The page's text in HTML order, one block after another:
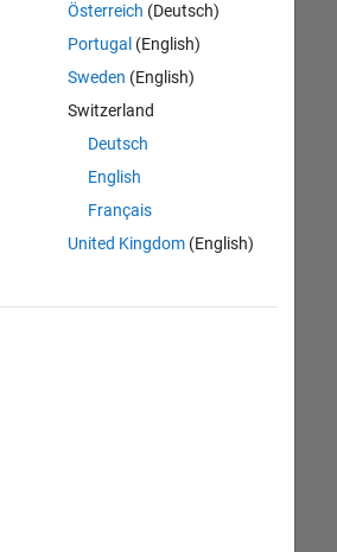
Österreich (Deutsch)
Portugal (English)
Sweden (English)
Switzerland
Deutsch
English
Français
United Kingdom(English)